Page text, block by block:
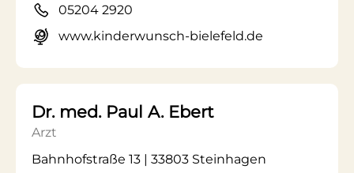
05204 2920
www.kinderwunsch-bielefeld.de
Dr. med. Paul A. Ebert
Arzt
Bahnhofstraße 13 | 33803 Steinhagen